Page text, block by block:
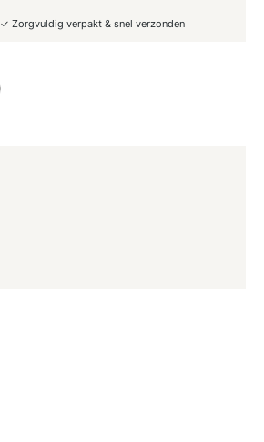
✓ Zorgvuldig verpakt & snel verzonden